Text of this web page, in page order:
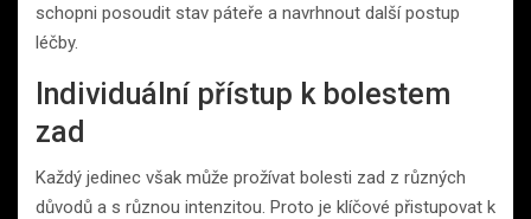
schopni posoudit stav páteře a navrhnout další postup
léčby.
Individuální přístup k bolestem
zad
Každý jedinec však může prožívat bolesti zad z různých
důvodů a s různou intenzitou. Proto je klíčové přistupovat k